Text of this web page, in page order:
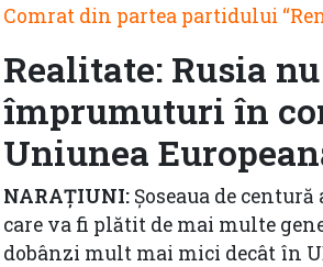
Comrat din partea partidului
Realitate: Rusia
împrumuturi în
Uniunea
NARAȚIUNI: Șoseaua de
care va fi plătit de mai multe
dobânzi mult mai mici decât în